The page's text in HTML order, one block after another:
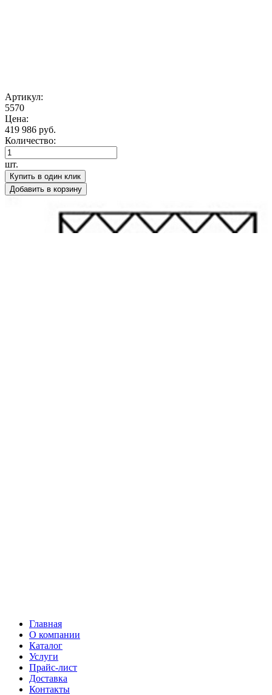
Артикул:
5570
Цена:
419 986 руб.
Количество:
шт.
Купить в один клик
Добавить в корзину
Главная
О компании
Каталог
Услуги
Прайс-лист
Доставка
Контакты